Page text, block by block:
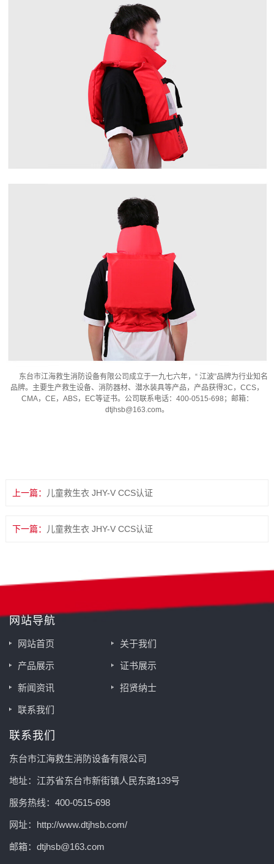
东台市江海救生消防设备有限公司成立于一九七六年，“ 江波”品牌为行业知名
品牌。主要生产救生设备、消防器材、潜水装具等产品，产品获得3C，CCS，
CMA，CE，ABS，EC等证书。公司联系电话：400-0515-698；邮箱：
dtjhsb@163.com。
上一篇： 儿童救生衣 JHY-V CCS认证
下一篇： 儿童救生衣 JHY-V CCS认证
网站导航
网站首页 关于我们
产品展示 证书展示
新闻资讯 招贤纳士
联系我们
联系我们
东台市江海救生消防设备有限公司
地址：江苏省东台市新街镇人民东路139号
服务热线：400-0515-698
网址：http://www.dtjhsb.com/
邮箱：dtjhsb@163.com